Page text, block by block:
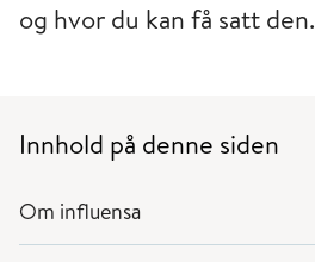
og hvor du kan få satt den.
Innhold på denne siden
Om influensa